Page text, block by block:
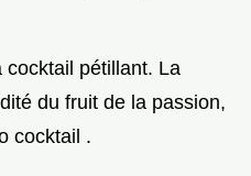
cocktail pétillant. La
du fruit de la passion,
cocktail .